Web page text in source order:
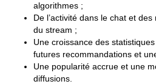
algorithmes ;
De l’activité dans le chat et
du stream ;
Une croissance des
futures recommandations et
Une popularité accrue et une
diffusions.